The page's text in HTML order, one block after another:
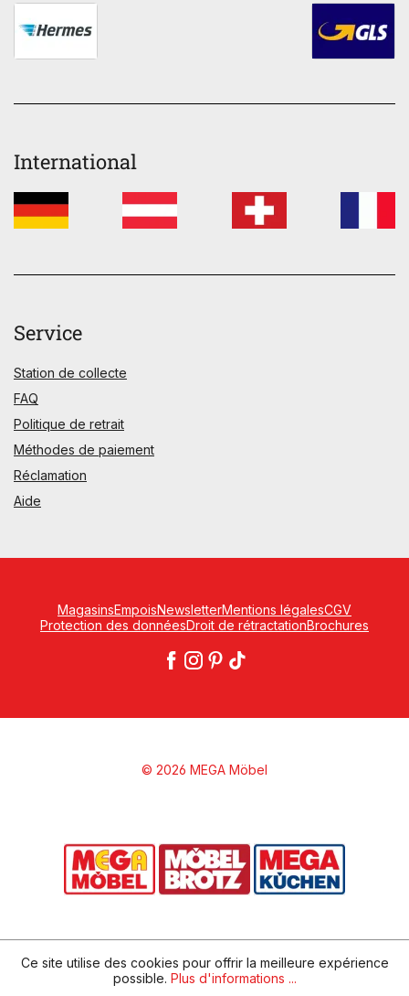
International
Service
Station de collecte
FAQ
Politique de retrait
Méthodes de paiement
Réclamation
Aide
MagasinsEmpoisNewsletterMentions légalesCGV
Protection des donnéesDroit de rétractationBrochures
© 2026 MEGA Möbel
Ce site utilise des cookies pour offrir la meilleure expérience
possible. Plus d'informations ...